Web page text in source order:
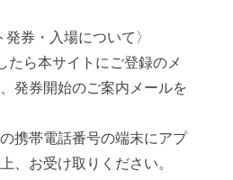
発券・入場について〉
たら本サイトにご登録のメ
発券開始のご案内メールを
携帯電話番号の端末にアプ
、お受け取りください。